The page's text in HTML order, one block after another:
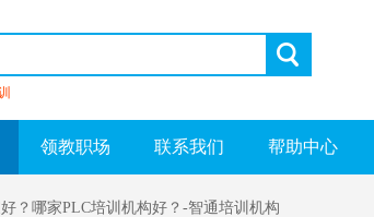
领教职场 联系我们 帮助中心
？哪家PLC培训机构好？-智通培训机构